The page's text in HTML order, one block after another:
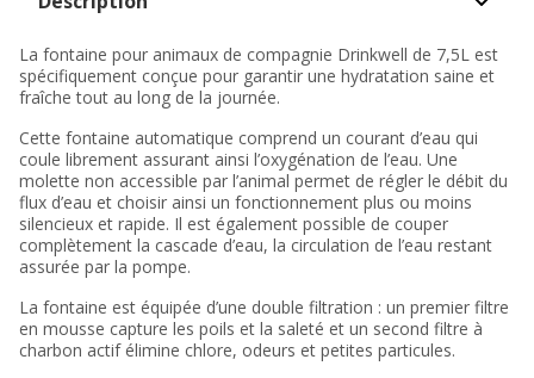
La fontaine pour animaux de compagnie Drinkwell de 7,5L est
spécifiquement conçue pour garantir une hydratation saine et
fraîche tout au long de la journée.
Cette fontaine automatique comprend un courant d’eau qui
coule librement assurant ainsi l’oxygénation de l’eau. Une
molette non accessible par l’animal permet de régler le débit du
flux d’eau et choisir ainsi un fonctionnement plus ou moins
silencieux et rapide. Il est également possible de couper
complètement la cascade d’eau, la circulation de l’eau restant
assurée par la pompe.
La fontaine est équipée d’une double filtration : un premier filtre
en mousse capture les poils et la saleté et un second filtre à
charbon actif élimine chlore, odeurs et petites particules.